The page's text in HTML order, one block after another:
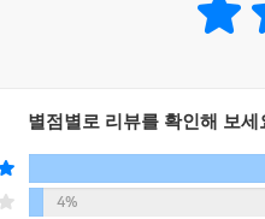
별점별로 리뷰를 확인해 보세
4%